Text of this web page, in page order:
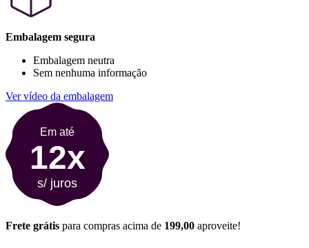
Embalagem segura
Embalagem neutra
Sem nenhuma informação
Ver vídeo da embalagem
Em até
12x
s/ juros
Frete grátis para compras acima de 199,00 aproveite!